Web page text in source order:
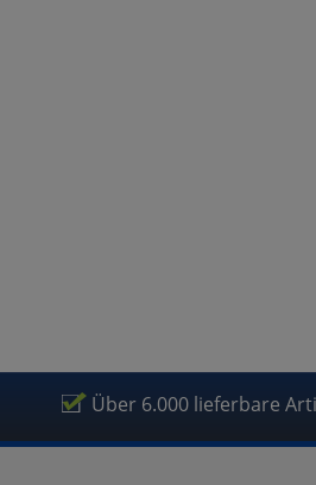
Über 6.000 lieferbare